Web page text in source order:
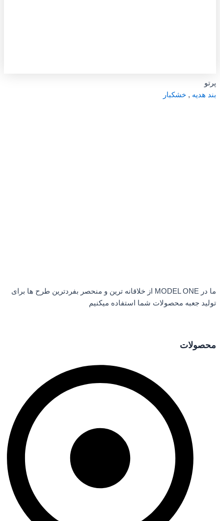
پرتو
بند هدیه , خشکبار
ما در MODEL ONE از خلاقانه ترین و منحصر بفردترین طرح ها برای
تولید جعبه محصولات شما استفاده میکنیم
محصولات